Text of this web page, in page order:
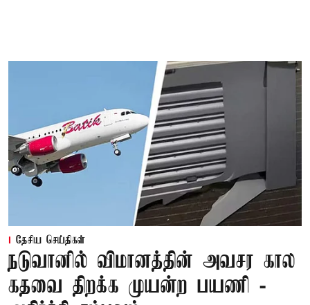
தேசிய செய்திகள்
நடுவானில் விமானத்தின் அவசர கால
கதவை திறக்க முயன்ற பயணி -